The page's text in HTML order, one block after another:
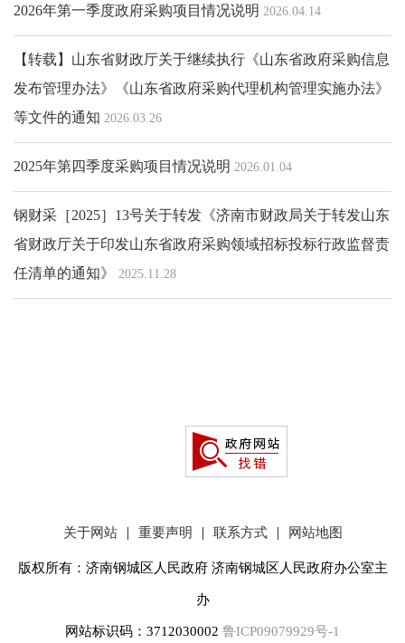
2026年第一季度政府采购项目情况说明 2026.04.14
【转载】山东省财政厅关于继续执行《山东省政府采购信息
发布管理办法》《山东省政府采购代理机构管理实施办法》
等文件的通知 2026.03.26
2025年第四季度采购项目情况说明 2026.01.04
钢财采［2025］13号关于转发《济南市财政局关于转发山东
省财政厅关于印发山东省政府采购领域招标投标行政监督责
任清单的通知》
2025.11.28
关于网站 | 重要声明 | 联系方式 | 网站地图
版权所有：济南钢城区人民政府 济南钢城区人民政府办公室主
办
网站标识码：3712030002 鲁ICP09079929号-1